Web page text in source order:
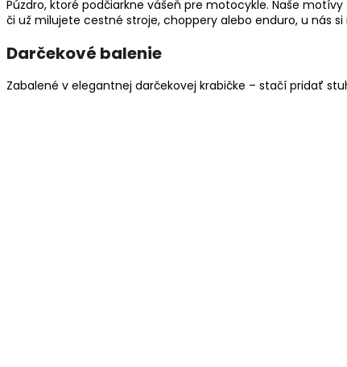
Púzdro, ktoré podčiarkne vášeň pre motocykle. Naše
či už milujete cestné stroje, choppery alebo enduro, u nás
Darčekové balenie
Zabalené v elegantnej darčekovej krabičke – stačí pridať